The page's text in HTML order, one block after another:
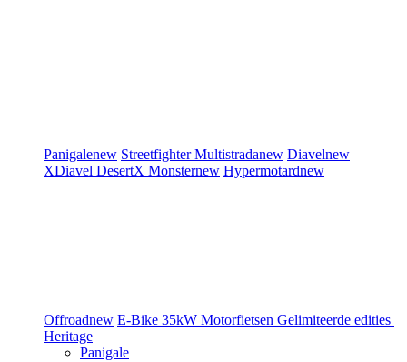
Panigalenew StreetfighterMultistradanew Diavelnew
XDiavel DesertX Monsternew Hypermotardnew
Offroadnew E-Bike 35kW Motorfietsen Gelimiteerde edities
Heritage
Panigale